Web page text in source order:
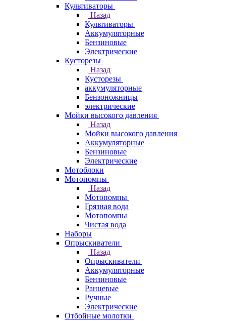
Культиваторы
Назад
Культиваторы
Аккумуляторные
Бензиновые
Электрические
Кусторезы
Назад
Кусторезы
аккумуляторные
Бензоножницы
электрические
Мойки высокого давления
Назад
Мойки высокого давления
Аккумуляторные
Бензиновые
Электрические
Мотоблоки
Мотопомпы
Назад
Мотопомпы
Грязная вода
Мотопомпы
Чистая вода
Наборы
Опрыскиватели
Назад
Опрыскиватели
Аккумуляторные
Бензиновые
Ранцевые
Ручные
Электрические
Отбойные молотки